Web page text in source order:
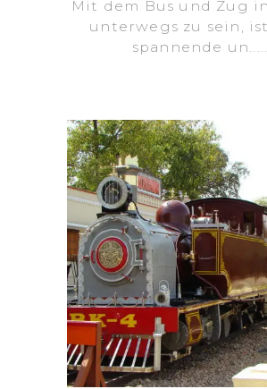
Mit dem Bus und Zug
unterwegs zu sein,
spannende un.....